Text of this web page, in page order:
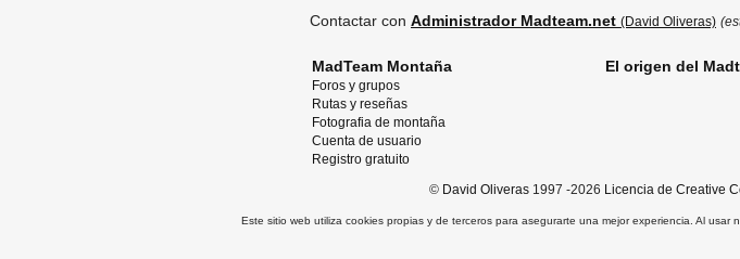
Contactar con Administrador Madteam.net (David Oliveras)
MadTeam Montaña
Foros y grupos
Rutas y reseñas
Fotografia de montaña
Cuenta de usuario
Registro gratuito
El origen del
© David Oliveras1997 -2026 Licencia de Creative
Este sitio web utiliza cookies propias y de terceros para asegurarte una mejor experiencia. Al usar